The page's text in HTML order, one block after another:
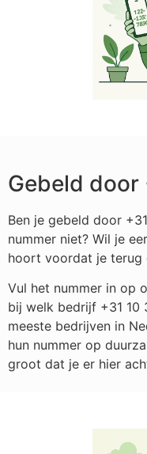
Gebeld door
Ben je gebeld door
nummer niet? Wil je
hoort voordat je terug
Vul het nummer in op
bij welk bedrijf +31 10
meeste bedrijven in
hun nummer op
groot dat je er hier